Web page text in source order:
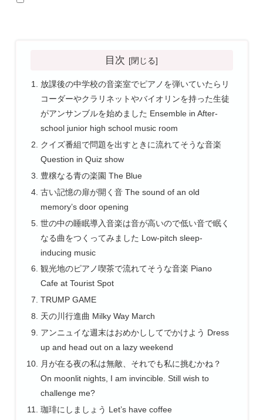
目次
放課後の中学校の音楽室でピアノを弾いていたらリ
コーダーやクラリネットやバイオリンを持った生徒
がアンサンブルを始めました Ensemble in After-
school junior high school music room
クイズ番組で問題を出すときに流れてそうな音楽
Question in Quiz show
豊穣なる青の楽園 The Blue
古い記憶の扉が開く音 The sound of an old
memory’s door opening
世の中の睡眠導入音楽は音が高いので低い音で眠く
なる曲をつくってみました Low-pitch sleep-
inducing music
観光地のピアノ喫茶で流れてそうな音楽 Piano
Cafe at Tourist Spot
TRUMP GAME
天の川行進曲 Milky Way March
アンニュイな週末はおめかししてでかけよう Dress
up and head out on a lazy weekend
月が在る夜の私は無敵、それでも私に挑むかね？
On moonlit nights, I am invincible. Still wish to
challenge me?
珈琲にしましょう Let’s have coffee